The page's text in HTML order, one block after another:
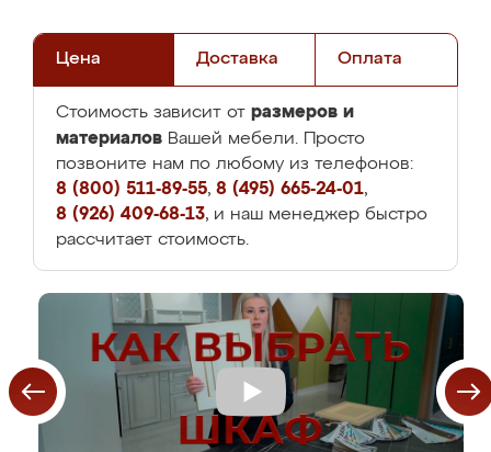
Цена Доставка Оплата
Стоимость зависит от размеров и
материалов Вашей мебели. Просто
позвоните нам по любому из телефонов:
8 (800) 511-89-55, 8 (495) 665-24-01,
8 (926) 409-68-13, и наш менеджер быстро
рассчитает стоимость.